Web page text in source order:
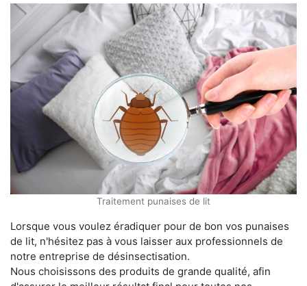
Traitement punaises de lit
Lorsque vous voulez éradiquer pour de bon vos punaises
de lit, n'hésitez pas à vous laisser aux professionnels de
notre entreprise de désinsectisation.
Nous choisissons des produits de grande qualité, afin